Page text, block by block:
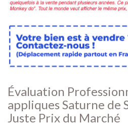
Évaluation
appliques Saturne de
Juste Prix du Marché